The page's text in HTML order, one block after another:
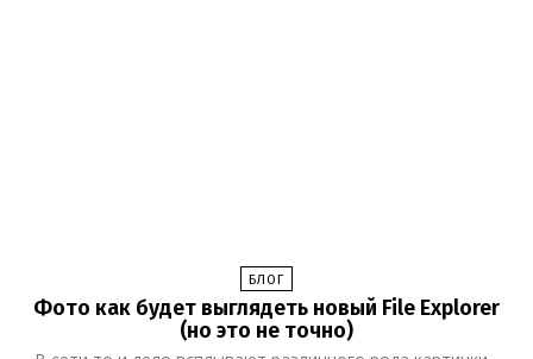
БЛОГ
Фото как будет выглядеть новый File Explorer
(но это не точно)